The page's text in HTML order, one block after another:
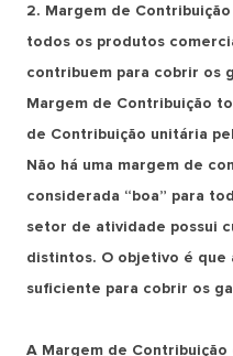
2. Margem de
todos os produtos
contribuem para cobrir os
Margem de Contribuição
de Contribuição unitária
Não há uma margem de
considerada “boa” para
setor de atividade possui
distintos. O objetivo é que
suficiente para cobrir os
A Margem de